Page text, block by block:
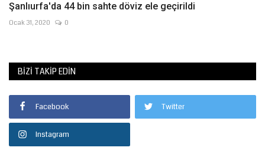
Şanlıurfa'da 44 bin sahte döviz ele geçirildi
Ocak 31, 2020 0
BIZI TAKIP EDIN
Facebook Twitter
Instagram